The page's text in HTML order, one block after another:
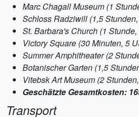
Marc Chagall Museum (1
Schloss Radziwill (1,5
St. Barbara's Church (1
Victory Square (30 Minuten, 5
Summer Amphitheater (2
Botanischer Garten (1,5
Vitebsk Art Museum (2
Geschätzte Gesamtkosten:
Transport